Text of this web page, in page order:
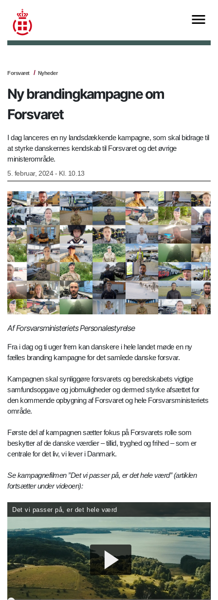
Forsvaret Nyheder
Ny brandingkampagne om
Forsvaret
I dag lanceres en ny landsdækkende kampagne, som skal bidrage til
at styrke danskernes kendskab til Forsvaret og det øvrige
ministerområde.
5. februar, 2024 - Kl. 10.13
Af Forsvarsministeriets Personalestyrelse
Fra i dag og ti uger frem kan danskere i hele landet møde en ny
fælles branding kampagne for det samlede danske forsvar.
Kampagnen skal synliggøre forsvarets og beredskabets vigtige
samfundsopgave og jobmuligheder og dermed styrke afsættet for
den kommende opbygning af Forsvaret og hele Forsvarsministeriets
område.
Første del af kampagnen sætter fokus på Forsvarets rolle som
beskytter af de danske værdier – tillid, tryghed og frihed – som er
centrale for det liv, vi lever i Danmark.
Se kampagnefilmen ”Det vi passer på, er det hele værd” (artiklen
fortsætter under videoen):